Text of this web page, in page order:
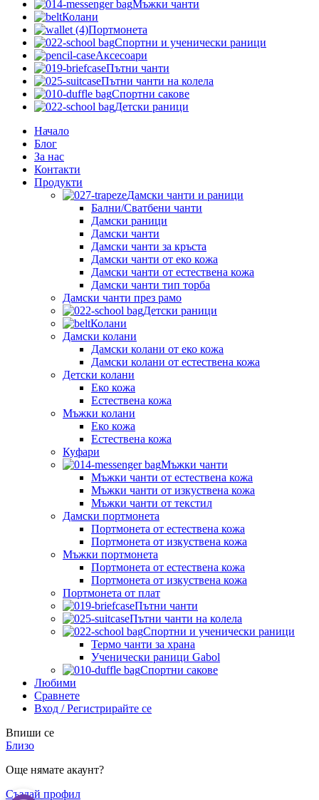
Мъжки чанти
Колани
Портмонета
Спортни и ученически раници
Аксесоари
Пътни чанти
Пътни чанти на колела
Спортни сакове
Детски рaници
Начало
Блог
За нас
Контакти
Продукти
Дамски чанти и раници
Бални/Сватбени чанти
Дамски раници
Дамски чанти
Дамски чанти за кръста
Дамски чанти от еко кожа
Дамски чанти от естествена кожа
Дамски чанти тип торба
Дамски чанти през рамо
Детски рaници
Колани
Дамски колани
Дамски колани от еко кожа
Дамски колани от естествена кожа
Детски колани
Еко кожа
Естествена кожа
Мъжки колани
Еко кожа
Естествена кожа
Куфари
Мъжки чанти
Мъжки чанти от естествена кожа
Мъжки чанти от изкуствена кожа
Мъжки чанти от текстил
Дамски портмонета
Портмонета от естествена кожа
Портмонета от изкуствена кожа
Мъжки портмонета
Портмонета от естествена кожа
Портмонета от изкуствена кожа
Портмонета от плат
Пътни чанти
Пътни чанти на колела
Спортни и ученически раници
Термо чанти за храна
Ученически раници Gabol
Спортни сакове
Любими
Сравнете
Вход / Регистрирайте се
Впиши се
Близо
Още нямате акаунт?
Създай профил